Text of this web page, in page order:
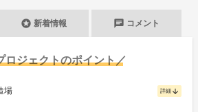
stars 新着情報 chat コメント
ロジェクトのポイント／
場 詳細 arrow_downward